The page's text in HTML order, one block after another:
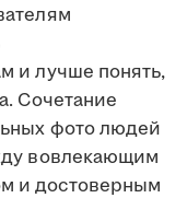
и лучше понять,
Сочетание
фото людей
вовлекающим
и достоверным